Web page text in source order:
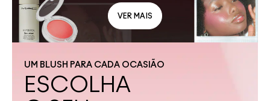
VER MAIS
UM BLUSH PARA CADA OCASIÃO
ESCOLHA